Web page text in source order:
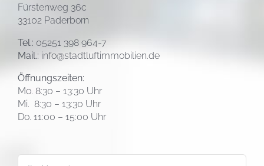
Fürstenweg 36c
33102 Paderborn
Tel.: 05251 398 964-7
Mail.: info@stadtluftimmobilien.de
Öffnungszeiten:
Mo. 8:30 – 13:30 Uhr
Mi. 8:30 – 13:30 Uhr
Do. 11:00 – 15:00 Uhr